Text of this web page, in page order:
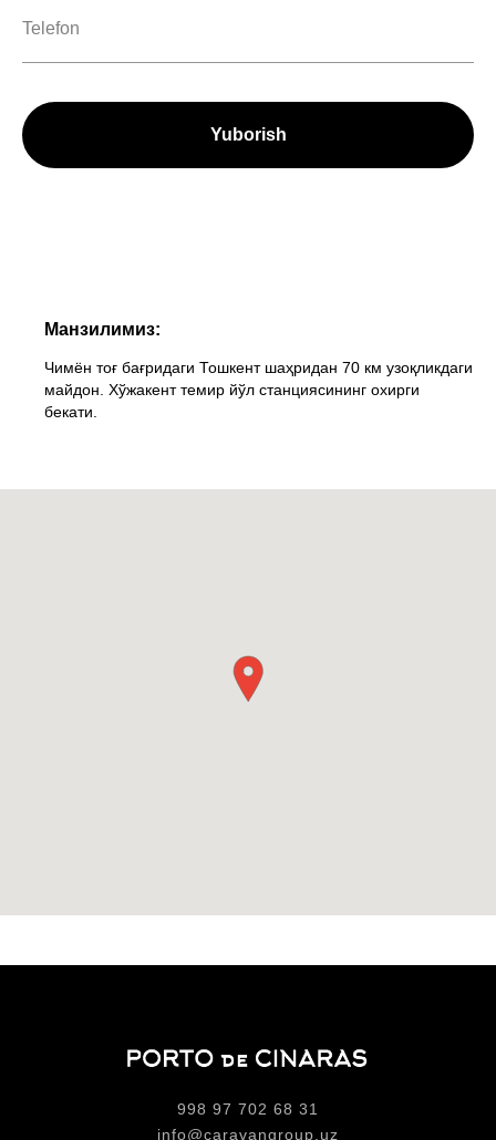
Yuborish
Манзилимиз:
Чимён тоғ бағридаги Тошкент шаҳридан 70 км узоқликдаги
майдон. Хўжакент темир йўл станциясининг охирги
бекати.
998 97 702 68 31
info@caravangroup.uz